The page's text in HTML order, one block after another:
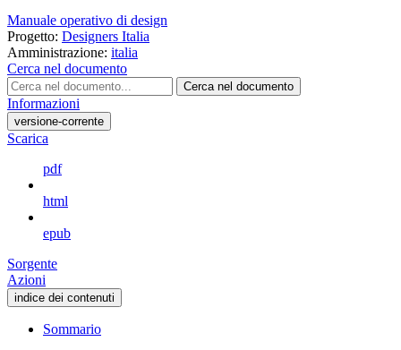
Manuale operativo di design
Progetto: Designers Italia
Amministrazione: italia
Cerca nel documento
Cerca nel documento
Informazioni
versione-corrente
Scarica
pdf
html
epub
Sorgente
Azioni
indice dei contenuti
Sommario